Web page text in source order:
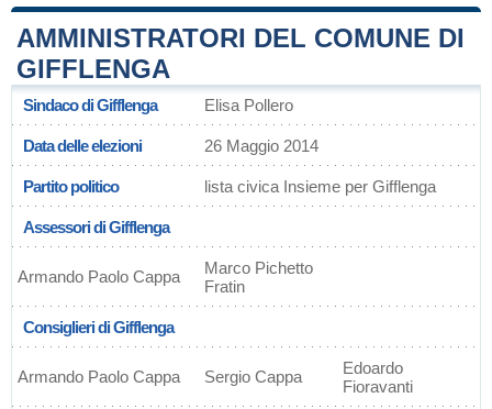
AMMINISTRATORI DEL COMUNE DI
GIFFLENGA
Sindaco di Gifflenga Elisa Pollero
Data delle elezioni 26 Maggio 2014
Partito politico lista civica Insieme per Gifflenga
Assessori di Gifflenga
Armando Paolo Cappa
Marco Pichetto
Fratin
Consiglieri di Gifflenga
Armando Paolo Cappa Sergio Cappa
Edoardo
Fioravanti